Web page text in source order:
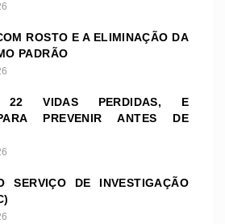
ROSTO E A ELIMINAÇÃO DA
PADRÃO
22 VIDAS PERDIDAS, E
PREVENIR ANTES DE
SERVIÇO DE INVESTIGAÇÃO